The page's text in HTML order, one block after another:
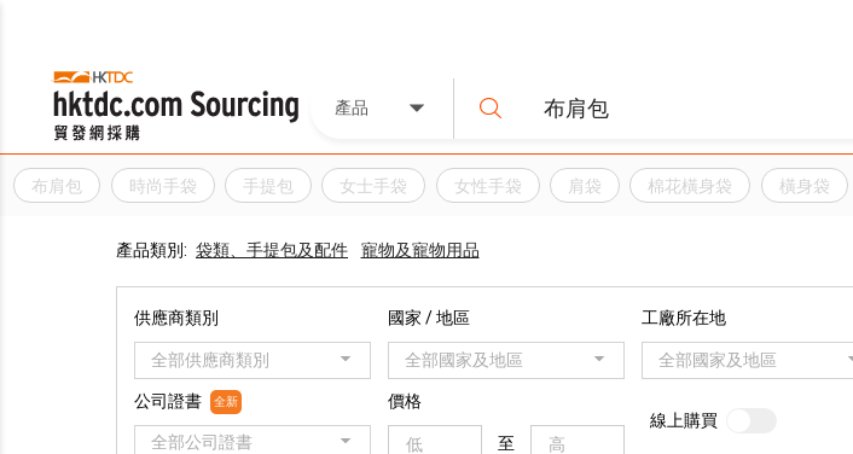
產品
布肩包 時尚手袋 手提包 女士手袋 女性手袋 肩袋 棉花橫身袋 橫身袋
產品類別: 袋類、手提包及配件 寵物及寵物用品
供應商類別
全部供應商類別
國家 / 地區
全部國家及地區
工廠所在地
全部國家及地區
公司證書 全新
全部公司證書
價格
至
線上購買